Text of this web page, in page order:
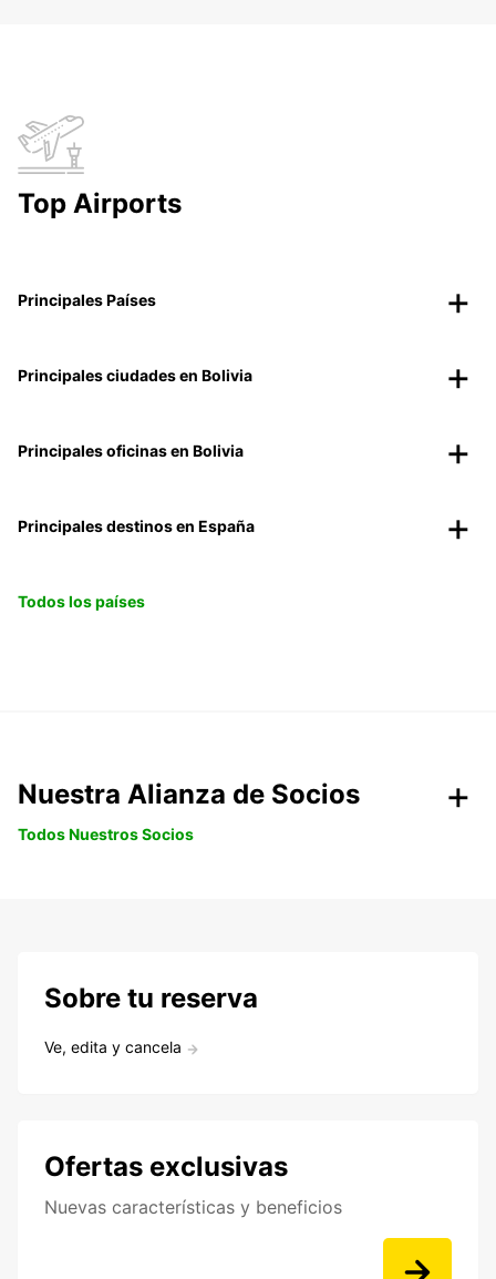
Top Airports
Principales Países
Principales ciudades en Bolivia
Principales oficinas en Bolivia
Principales destinos en España
Todos los países
Nuestra Alianza de Socios
Todos Nuestros Socios
Sobre tu reserva
Ve, edita y cancela
Ofertas exclusivas
Nuevas características y beneficios